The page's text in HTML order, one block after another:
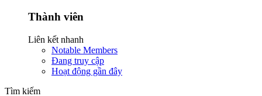
Thành viên
Liên kết nhanh
Notable Members
Đang truy cập
Hoạt động gần đây
Tìm kiếm